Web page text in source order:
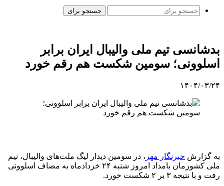
جستجو برای
بدشانسی تیم ملی والیبال ایران برابر
اسلوونی؛ سومین شکست هم رقم خورد
۱۴۰۴/۰۳/۲۴
به گزارش خبرنگار مهر ، در سومین دیدار لیگ ملت‌های والیبال، تیم
ملی کشورمان بامداد امروز شنبه ۲۴ خردادماه به مصاف اسلوونی
رفت و با نتیجه ٣ بر ٢ شکست خورد.